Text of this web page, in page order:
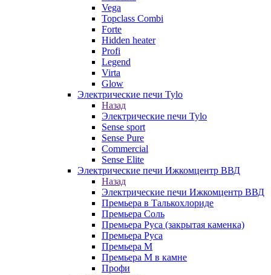
Vega
Topclass Combi
Forte
Hidden heater
Profi
Legend
Virta
Glow
Электрические печи Tylo
Назад
Электрические печи Tylo
Sense sport
Sense Pure
Commercial
Sense Elite
Электрические печи Ижкомцентр ВВД
Назад
Электрические печи Ижкомцентр ВВД
Премьера в Талькохлориде
Премьера Cоль
Премьера Руса (закрытая каменка)
Премьера Руса
Премьера М
Премьера М в камне
Профи